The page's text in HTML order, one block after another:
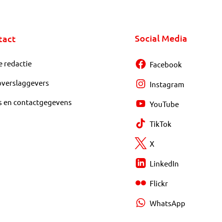
redactie
en contactgegevens
Social Media
Facebook
Instagram
YouTube
TikTok
X
LinkedIn
Flickr
WhatsApp